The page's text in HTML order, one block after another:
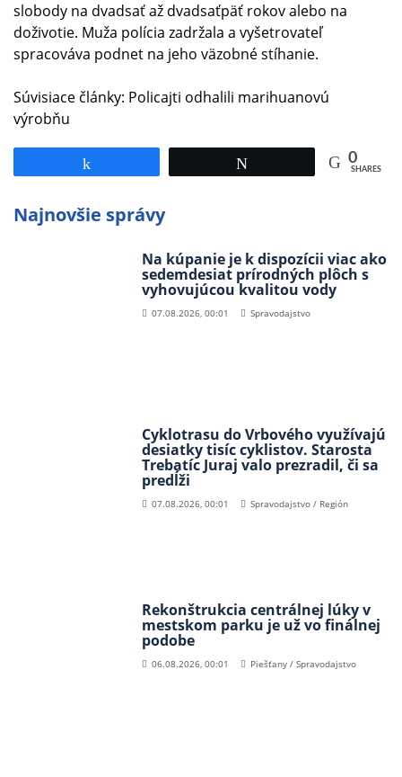
slobody na dvadsať až dvadsaťpäť rokov alebo na
doživotie. Muža polícia zadržala a vyšetrovateľ
spracováva podnet na jeho väzobné stíhanie.
Súvisiace články: Policajti odhalili marihuanovú
výrobňu
0
SHARES
Najnovšie správy
Na kúpanie je k dispozícii viac ako
sedemdesiat prírodných plôch s
vyhovujúcou kvalitou vody
07.08.2026, 00:01 Spravodajstvo
Cyklotrasu do Vrbového využívajú
desiatky tisíc cyklistov. Starosta
Trebatíc Juraj valo prezradil, či sa
predĺži
07.08.2026, 00:01 Spravodajstvo / Región
Rekonštrukcia centrálnej lúky v
mestskom parku je už vo finálnej
podobe
06.08.2026, 00:01 Piešťany / Spravodajstvo